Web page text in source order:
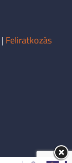
| Feliratkozás